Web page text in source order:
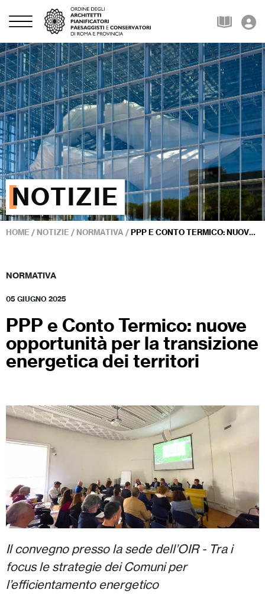
NOTIZIE
HOME / NOTIZIE / NORMATIVA /PPP E CONTO TERMICO: NUOVE OPPORTUNITÀ PER LA TRANSIZIONE ENERGETICA DEI TERRITORI
NORMATIVA
05 GIUGNO 2025
PPP e Conto Termico: nuove
opportunità per la transizione
energetica dei territori
Il convegno presso la sede dell’OIR - Tra i
focus le strategie dei Comuni per
l’efficientamento energetico